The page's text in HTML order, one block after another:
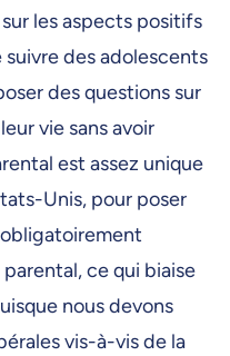
les aspects positifs
des adolescents
des questions sur
vie sans avoir
est assez unique
Unis, pour poser
ce qui biaise
nous devons
vis-à-vis de la